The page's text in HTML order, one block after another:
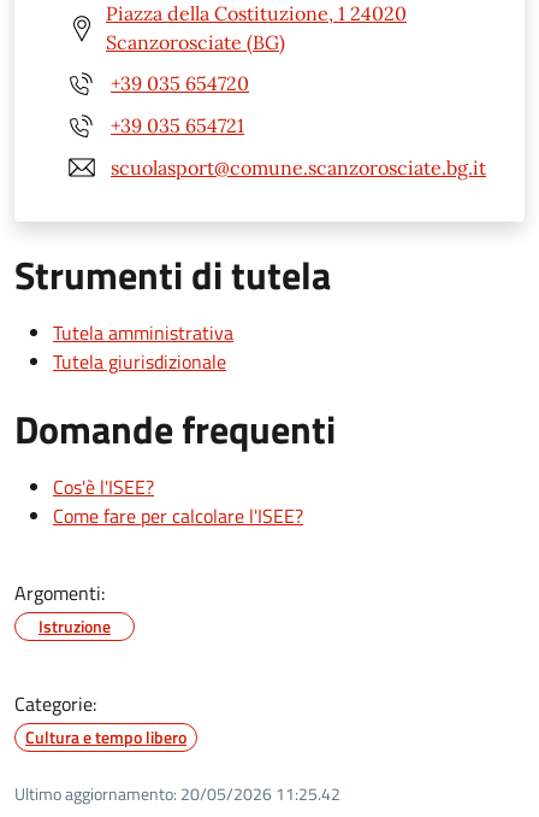
Piazza della Costituzione, 1 24020
Scanzorosciate (BG)
+39 035 654720
+39 035 654721
scuolasport@comune.scanzorosciate.bg.it
Strumenti di tutela
Tutela amministrativa
Tutela giurisdizionale
Domande frequenti
Cos'è l'ISEE?
Come fare per calcolare l'ISEE?
Argomenti:
Istruzione
Categorie:
Cultura e tempo libero
Ultimo aggiornamento: 20/05/2026 11:25.42